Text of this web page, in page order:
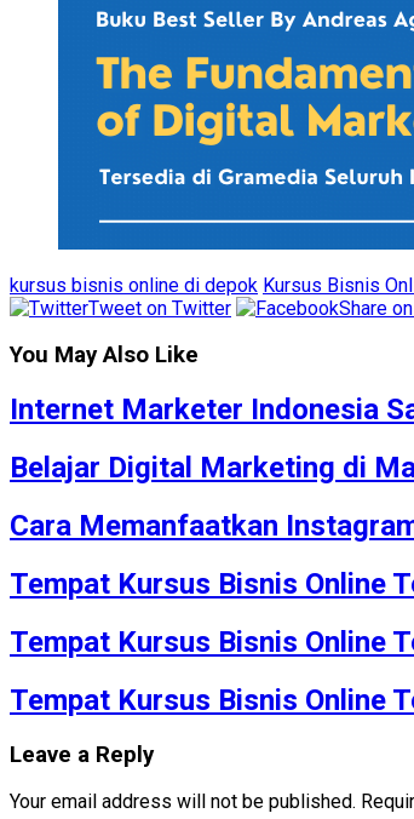
kursus bisnis online di depok Kursus Bisnis
Tweet on Twitter
Share
You May Also Like
Internet Marketer Indonesia
Belajar Digital Marketing di
Cara Memanfaatkan
Tempat Kursus Bisnis Online
Tempat Kursus Bisnis Online
Tempat Kursus Bisnis Online
Leave a Reply
Your email address will not be published.